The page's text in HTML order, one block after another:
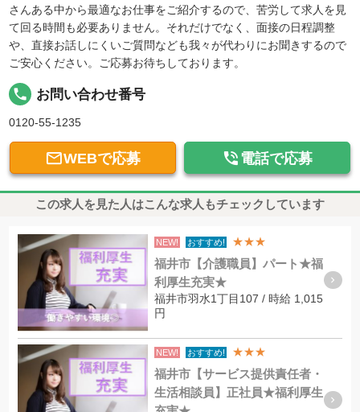
さんある中から最適なお仕事をご紹介するので、苦労して求人を見
て回る時間も必要ありません。それだけでなく、面接の日程調整
や、直接お話しにくいご質問なども我々が代わりにお聞きするので
ご安心ください。ご応募お待ちしております。
local_phone お問い合わせ番号
0120-55-1235
WEBで応募  電話で応募
この求人を見た人はこんな求人もチェックしています
NEW! おすすめ! ★★★
福井市【介護職員】パート★福
利厚生充実★
福井市羽水1丁目107 / 時給 1,015
円
NEW! おすすめ! ★★★
福井市【サービス提供責任者・
生活相談員】正社員★福利厚生